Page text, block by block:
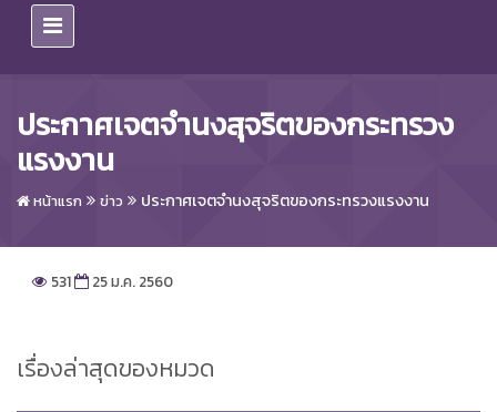
ประกาศเจตจำนงสุจริตของกระทรวง
แรงงาน
หน้าแรก ข่าว ประกาศเจตจำนงสุจริตของกระทรวงแรงงาน
531 25 ม.ค. 2560
เรื่องล่าสุดของหมวด